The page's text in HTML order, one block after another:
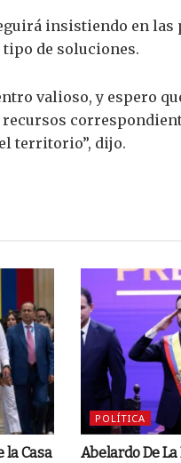
insistiendo en las
de soluciones.
valioso, y espero
territorio”, dijo.
la Casa
POLÍTICA
Abelardo De